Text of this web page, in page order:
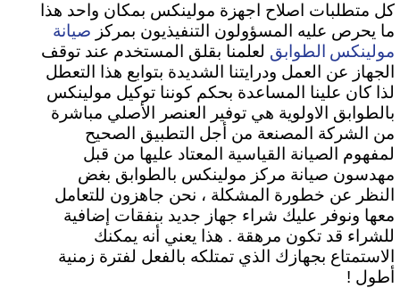
كل متطلبات اصلاح اجهزة مولينكس بمكان واحد هذا
ما يحرص عليه المسؤولون التنفيذيون بمركز صيانة
مولينكس الطوابق لعلمنا بقلق المستخدم عند توقف
الجهاز عن العمل ودرايتنا الشديدة بتوابع هذا التعطل
لذا كان علينا المساعدة بحكم كوننا توكيل مولينكس
بالطوابق الاولوية هي توفير العنصر الأصلي مباشرة
من الشركة المصنعة من أجل التطبيق الصحيح
لمفهوم الصيانة القياسية المعتاد عليها من قبل
مهدسون صيانة مركز مولينكس بالطوابق بغض
النظر عن خطورة المشكلة ، نحن جاهزون للتعامل
معها ونوفر عليك شراء جهاز جديد بنفقات إضافية
للشراء قد تكون مرهقة . هذا يعني أنه يمكنك
الاستمتاع بجهازك الذي تمتلكه بالفعل لفترة زمنية
أطول !